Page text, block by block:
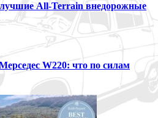
лучшие All-Terrain внедорожные
W220: что по силам